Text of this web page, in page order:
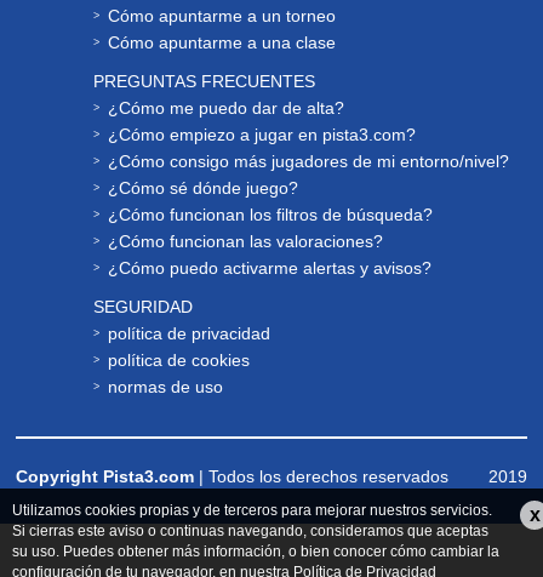
Utilizamos cookies propias y de terceros para mejorar nuestros servicios.
Si cierras este aviso o continuas navegando, consideramos que aceptas
su uso. Puedes obtener más información, o bien conocer cómo cambiar la
configuración de tu navegador, en nuestra Política de Privacidad
x
Cómo apuntarme a un torneo
Cómo apuntarme a una clase
PREGUNTAS FRECUENTES
¿Cómo me puedo dar de alta?
¿Cómo empiezo a jugar en pista3.com?
¿Cómo consigo más jugadores de mi entorno/nivel?
¿Cómo sé dónde juego?
¿Cómo funcionan los filtros de búsqueda?
¿Cómo funcionan las valoraciones?
¿Cómo puedo activarme alertas y avisos?
SEGURIDAD
política de privacidad
política de cookies
normas de uso
Copyright Pista3.com | Todos los derechos reservados 2019